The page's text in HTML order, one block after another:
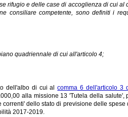
rifugio e delle case di accoglienza di cui al
consiliare competente, sono definiti i
quadriennale di cui all'articolo 4;
dell'albo di cui alcomma 6 dell'articolo 3
alla missione 13 'Tutela della salute',
dello stato di previsione delle
2017-2019.